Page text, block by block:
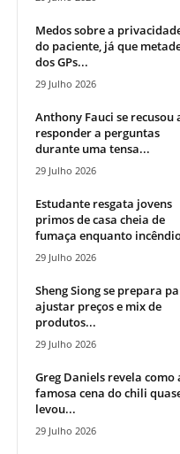
Medos sobre a
do paciente, já que
dos GPs...
29 Julho 2026
Anthony Fauci se recusou
responder a perguntas
durante uma tensa...
29 Julho 2026
Estudante resgata jovens
primos de casa cheia de
fumaça enquanto
29 Julho 2026
Sheng Siong se prepara
ajustar preços e mix de
produtos...
29 Julho 2026
Greg Daniels revela como
famosa cena do chili
levou...
29 Julho 2026